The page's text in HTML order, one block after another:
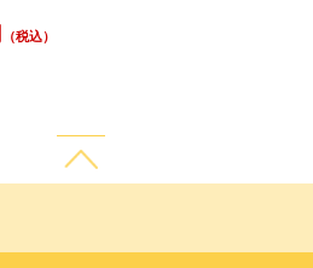
（税込）